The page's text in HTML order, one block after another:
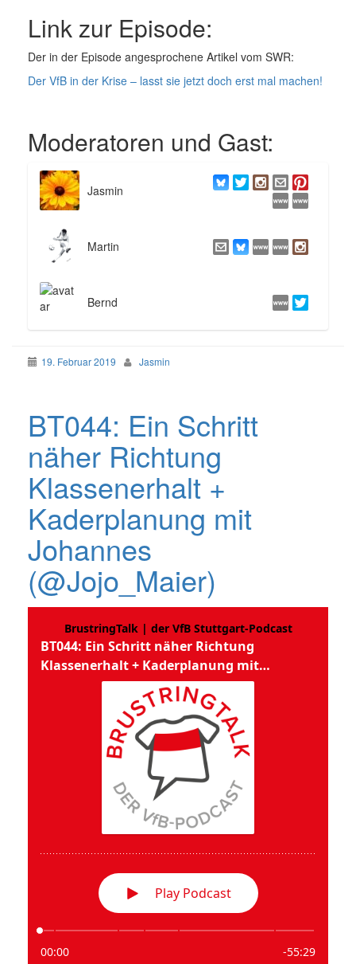
Link zur Episode:
Der in der Episode angesprochene Artikel vom SWR:
Der VfB in der Krise – lasst sie jetzt doch erst mal machen!
Moderatoren und Gast:
Jasmin
Martin
Bernd
19. Februar 2019 Jasmin
BT044: Ein Schritt
näher Richtung
Klassenerhalt +
Kaderplanung mit
Johannes
(@Jojo_Maier)